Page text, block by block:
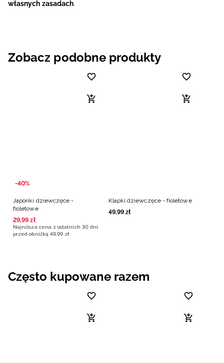
własnych zasadach.
Zobacz podobne produkty
-40%
Japonki dziewczęce -
fioletowe
29,99 zł
Najniższa cena z ostatnich 30 dni
przed obniżką 49,99 zł
Klapki dziewczęce - fioletowe
49,99 zł
Często kupowane razem